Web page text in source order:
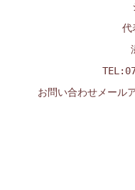
代
お問い合わせメール